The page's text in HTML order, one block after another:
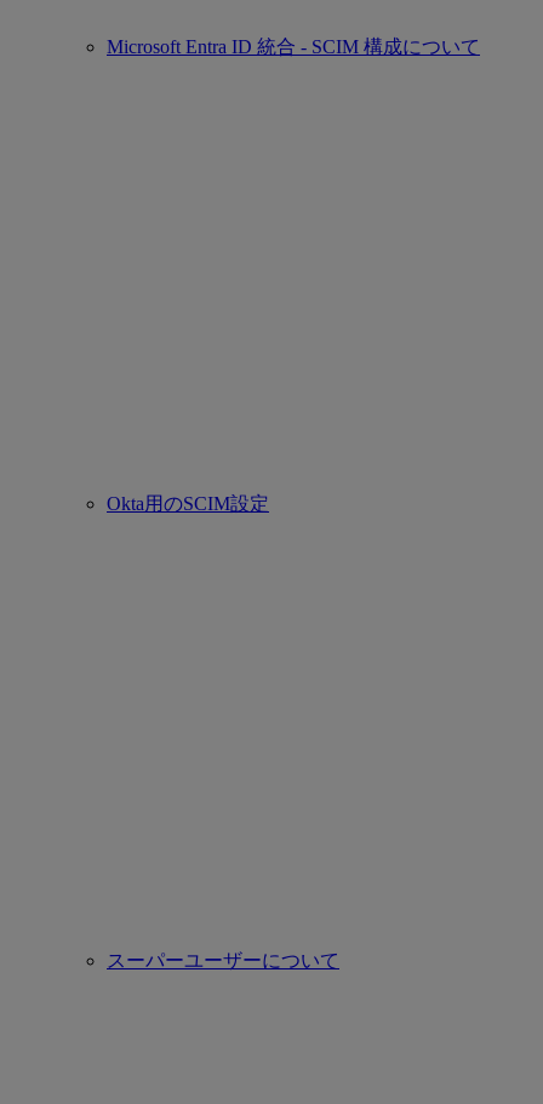
Microsoft Entra ID 統合 - SCIM 構成について
Okta用のSCIM設定
スーパーユーザーについて